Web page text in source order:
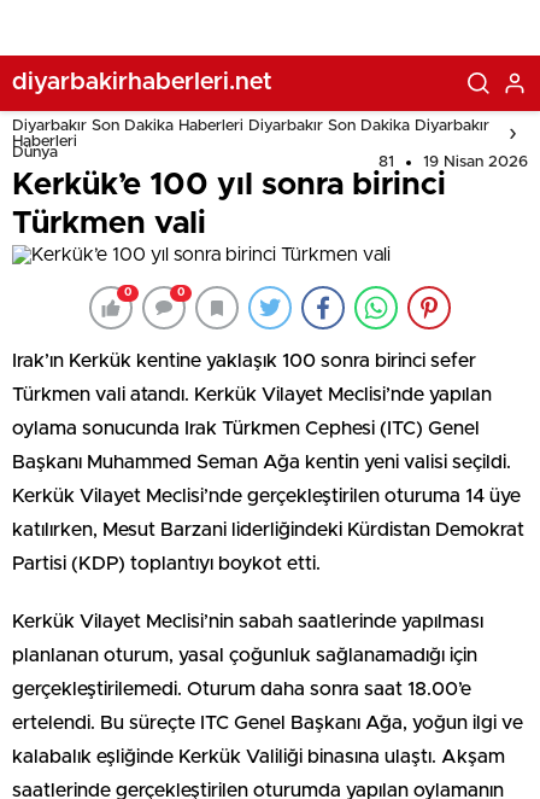
diyarbakirhaberleri.net
Diyarbakır Son Dakika Haberleri Diyarbakır Son Dakika Diyarbakır
Haberleri
Dünya
81 19 Nisan 2026
Kerkük’e 100 yıl sonra birinci
Türkmen vali
0 0
Irak’ın Kerkük kentine yaklaşık 100 sonra birinci sefer
Türkmen vali atandı. Kerkük Vilayet Meclisi’nde yapılan
oylama sonucunda Irak Türkmen Cephesi (ITC) Genel
Başkanı Muhammed Seman Ağa kentin yeni valisi seçildi.
Kerkük Vilayet Meclisi’nde gerçekleştirilen oturuma 14 üye
katılırken, Mesut Barzani liderliğindeki Kürdistan Demokrat
Partisi (KDP) toplantıyı boykot etti.
Kerkük Vilayet Meclisi’nin sabah saatlerinde yapılması
planlanan oturum, yasal çoğunluk sağlanamadığı için
gerçekleştirilemedi. Oturum daha sonra saat 18.00’e
ertelendi. Bu süreçte ITC Genel Başkanı Ağa, yoğun ilgi ve
kalabalık eşliğinde Kerkük Valiliği binasına ulaştı. Akşam
saatlerinde gerçekleştirilen oturumda yapılan oylamanın